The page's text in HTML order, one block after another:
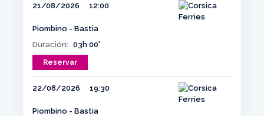
21/08/2026 12:00
Piombino - Bastia
Duración: 03h 00'
Reservar
22/08/2026 19:30
Piombino - Bastia